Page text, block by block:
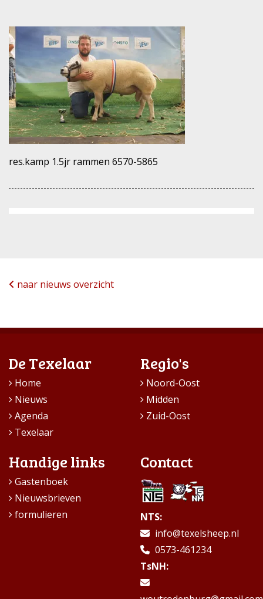
res.kamp 1.5jr rammen 6570-5865
naar nieuws overzicht
De Texelaar
Home
Nieuws
Agenda
Texelaar
Regio's
Noord-Oost
Midden
Zuid-Oost
Handige links
Gastenboek
Nieuwsbrieven
formulieren
Contact
NTS:
info@texelsheep.nl
0573-461234
TsNH: